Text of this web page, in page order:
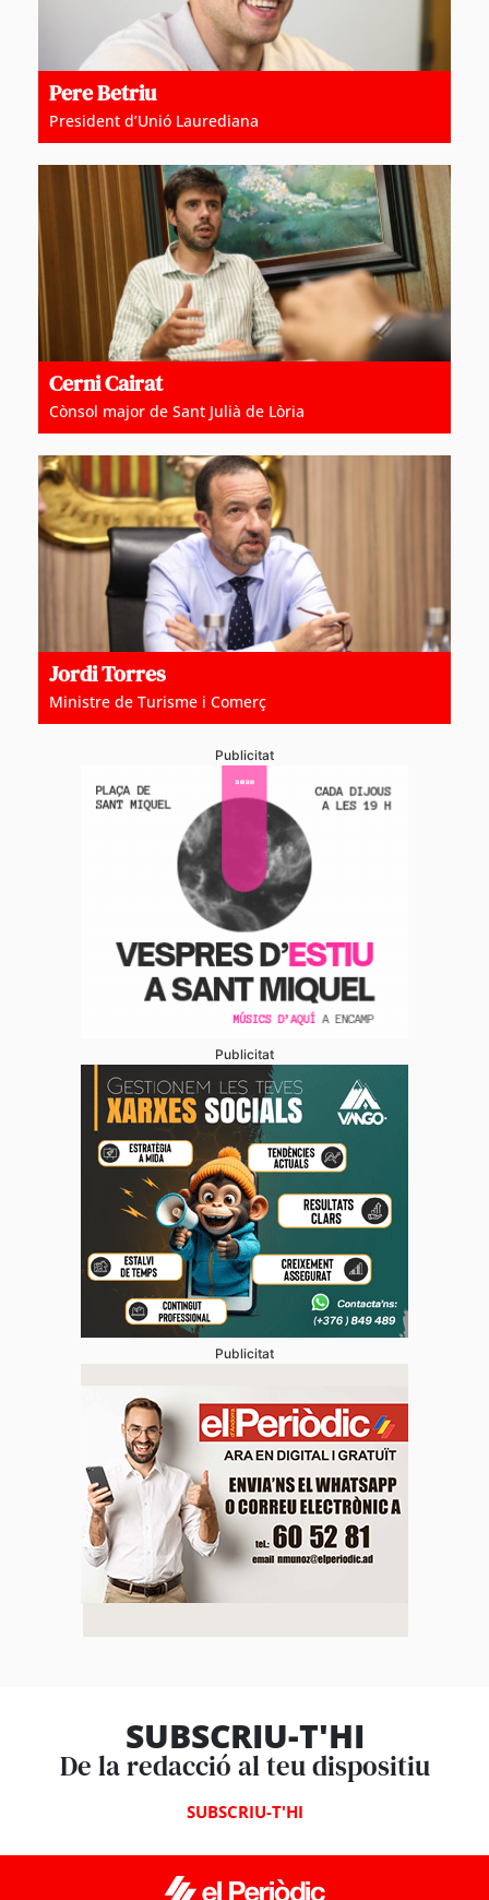
Pere Betriu
President d’Unió Laurediana
Cerni Cairat
Cònsol major de Sant Julià de Lòria
Jordi Torres
Ministre de Turisme i Comerç
Publicitat
Publicitat
Publicitat
SUBSCRIU-T'HI
De la redacció al teu dispositiu
SUBSCRIU-T'HI